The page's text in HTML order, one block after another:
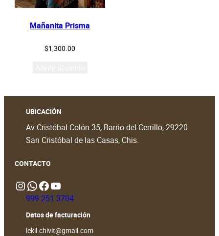
Mañanita Prisma
$1,300.00
UBICACIÓN
Av Cristóbal Colón 35, Barrio del Cerrillo, 29220
San Cristóbal de las Casas, Chis.
CONTACTO
InstagramWhatsApp https://www.facebook.com/people/Lekil-Chivit/61579066376698/?locale=en_GB# https://www.youtube.com/@LekilChivit
999 251 3704
Datos de facturación
lekil.chivit@gmail.com